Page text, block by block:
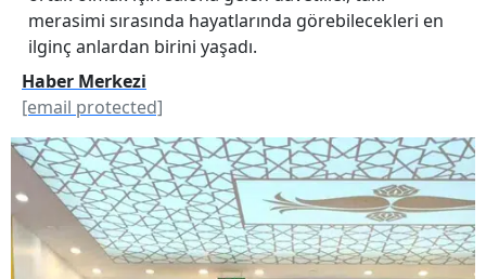
merasimi sırasında hayatlarında görebilecekleri en
ilginç anlardan birini yaşadı.
Haber Merkezi
[email protected]